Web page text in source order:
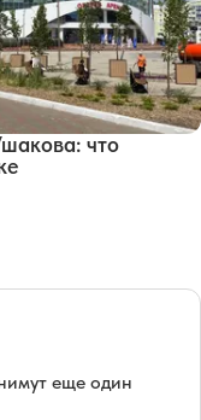
что
еще один